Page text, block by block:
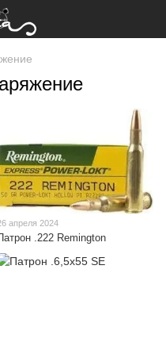
апреля 2024
.222 Remington